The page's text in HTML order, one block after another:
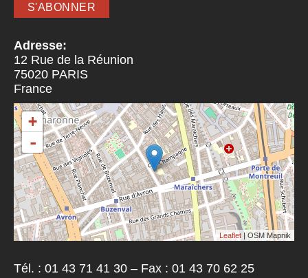
Adresse:
12 Rue de la Réunion
75020 PARIS
France
+
-
Leaflet | OSM Mapnik
Tél. : 01 43 71 41 30 – Fax : 01 43 70 62 25